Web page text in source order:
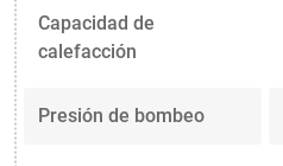
Capacidad de
calefacción
Presión de bombeo